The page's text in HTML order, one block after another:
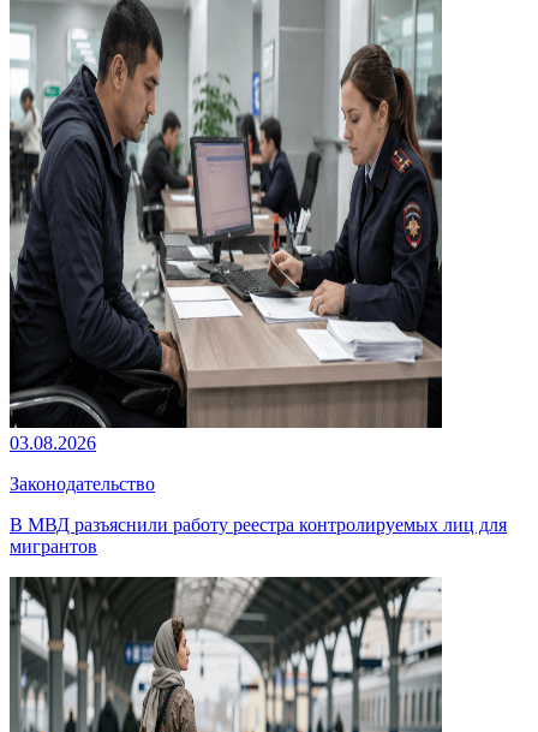
03.08.2026
Законодательство
В МВД разъяснили работу реестра контролируемых лиц для
мигрантов